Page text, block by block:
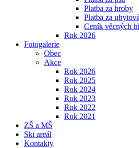
Platba za hroby
Platba za
Ceník věcných
Rok 2026
Fotogalerie
Obec
Akce
Rok 2026
Rok 2025
Rok 2024
Rok 2023
Rok 2022
Rok 2021
ZŠ a MŠ
Ski areál
Kontakty